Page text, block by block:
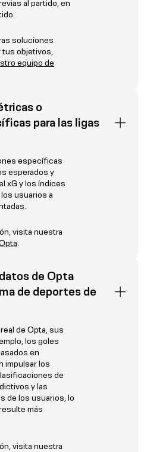
al partido, en
soluciones
tus objetivos,
equipo de
o
para las ligas
específicas
esperados y
xG y los índices
usuarios a
visita nuestra
.
de Opta
de deportes de
de Opta, sus
los goles
en
impulsar los
de
y las
de los usuarios, lo
más
visita nuestra